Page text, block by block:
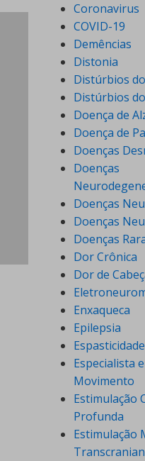
Coronavirus
COVID-19
Demências
Distonia
Distúrbios
Distúrbios
Doença de
Doença de
Doenças
Doenças
Doenças
Doenças
Doenças
Dor Crônica
Dor de
Enxaqueca
Epilepsia
Espasticidade
Especialista
Movimento
Estimulação
Profunda
Estimulação